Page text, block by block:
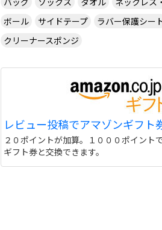
ボール
サイドテープ ラバー保護シー
クリーナースポンジ
レビュー投稿でアマゾンギフト
２０ポイントが加算。１０００ポイント
ギフト券と交換できます。